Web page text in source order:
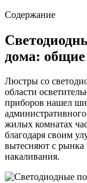
Содержание
дома: общие
Люстры со
области
приборов нашел
жилых комнатах
благодаря своим
вытесняют с
накаливания.